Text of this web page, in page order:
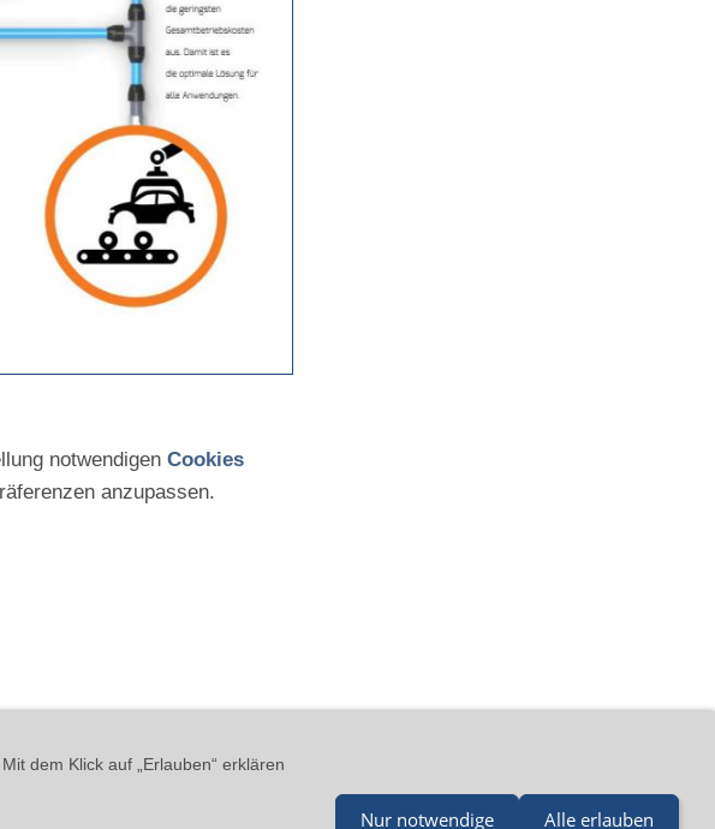
notwendigen Cookies
anzupassen.
184 90 9-0 - mail@merz-drucklufttechnik.de
dem Klick auf „Erlauben“ erklären
Nur notwendige Alle erlauben